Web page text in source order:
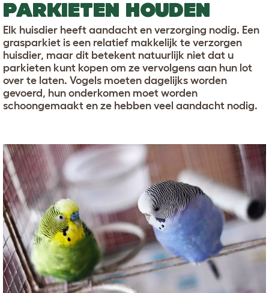
PARKIETEN HOUDEN
Elk huisdier heeft aandacht en verzorging nodig. Een
grasparkiet is een relatief makkelijk te verzorgen
huisdier, maar dit betekent natuurlijk niet dat u
parkieten kunt kopen om ze vervolgens aan hun lot
over te laten. Vogels moeten dagelijks worden
gevoerd, hun onderkomen moet worden
schoongemaakt en ze hebben veel aandacht nodig.